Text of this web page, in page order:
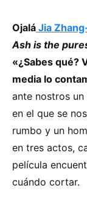
Ojalá Jia
Ash is the
«¿Sabes qué?
media lo
ante nostros
en el que se
rumbo y un
en tres actos,
película
cuándo cortar.